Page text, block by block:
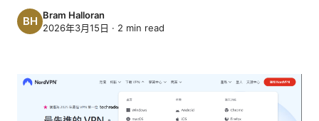
Bram Halloran
2026年3月15日 · 2 min read